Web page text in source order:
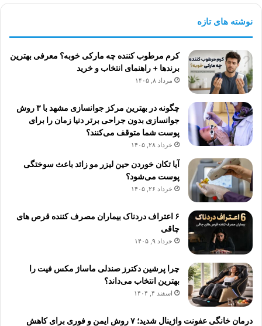
نوشته های تازه
کرم مرطوب کننده چه مارکی خوبه؟ معرفی بهترین
برندها + راهنمای انتخاب و خرید
مرداد ۸, ۱۴۰۵
چگونه در بهترین مرکز جوانسازی مشهد با ۳ روش
جوانسازی بدون جراحی برتر دنیا زمان را برای
پوست شما متوقف می‌کنند؟
خرداد ۲۸, ۱۴۰۵
آیا تکان خوردن حین لیزر مو زائد باعث سوختگی
پوست می‌شود؟
خرداد ۲۶, ۱۴۰۵
۶ اعتراف دردناک بیماران مصرف کننده قرص های
چاقی
خرداد ۹, ۱۴۰۵
چرا پرشین دکترز صندلی ماساژ مکس فیت را
بهترین انتخاب می‌داند؟
اسفند ۴, ۱۴۰۴
درمان خانگی عفونت واژینال شدید؛ ۷ روش ایمن و فوری برای کاهش